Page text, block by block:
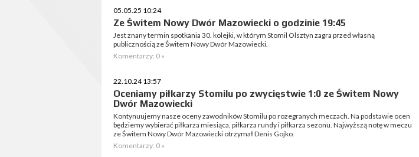
05.05.25 10:24
Ze Świtem Nowy Dwór Mazowiecki o godzinie 19:45
Jest znany termin spotkania 30. kolejki, w którym Stomil Olsztyn zagra przed własną
publicznością ze Świtem Nowy Dwór Mazowiecki.
Komentarzy: 0 »
22.10.24 13:57
Oceniamy piłkarzy Stomilu po zwycięstwie 1:0 ze Świtem Nowy
Dwór Mazowiecki
Kontynuujemy nasze oceny zawodników Stomilu po rozegranych meczach. Na podstawie ocen
będziemy wybierać piłkarza miesiąca, piłkarza rundy i piłkarza sezonu. Najwyższą notę w meczu
ze Świtem Nowy Dwór Mazowiecki otrzymał Denis Gojko.
Komentarzy: 0 »